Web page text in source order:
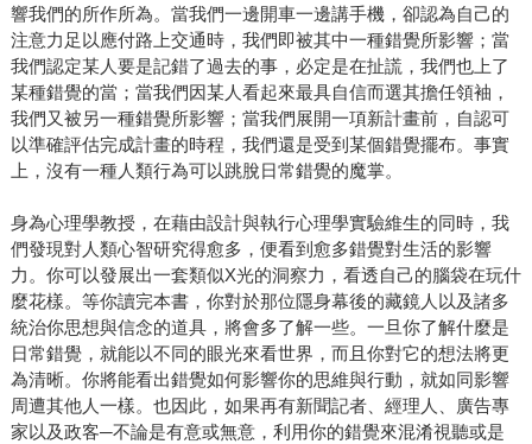
響我們的所作所為。當我們一邊開車一邊講手機，卻認為自己的
注意力足以應付路上交通時，我們即被其中一種錯覺所影響；當
我們認定某人要是記錯了過去的事，必定是在扯謊，我們也上了
某種錯覺的當；當我們因某人看起來最具自信而選其擔任領袖，
我們又被另一種錯覺所影響；當我們展開一項新計畫前，自認可
以準確評估完成計畫的時程，我們還是受到某個錯覺擺布。事實
上，沒有一種人類行為可以跳脫日常錯覺的魔掌。
身為心理學教授，在藉由設計與執行心理學實驗維生的同時，我
們發現對人類心智研究得愈多，便看到愈多錯覺對生活的影響
力。你可以發展出一套類似X光的洞察力，看透自己的腦袋在玩什
麼花樣。等你讀完本書，你對於那位隱身幕後的藏鏡人以及諸多
統治你思想與信念的道具，將會多了解一些。一旦你了解什麼是
日常錯覺，就能以不同的眼光來看世界，而且你對它的想法將更
為清晰。你將能看出錯覺如何影響你的思維與行動，就如同影響
周遭其他人一樣。也因此，如果再有新聞記者、經理人、廣告專
家以及政客─不論是有意或無意，利用你的錯覺來混淆視聽或是